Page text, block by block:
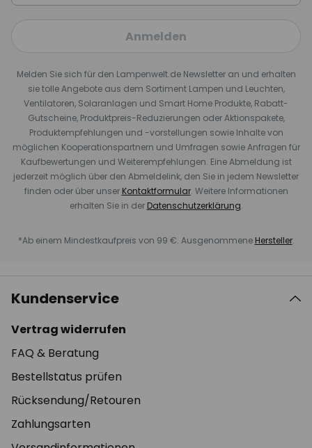
Anmelden
Melden Sie sich für den Lampenwelt.de Newsletter an und erhalten
sie tolle Angebote aus dem Sortiment Lampen und Leuchten,
Ventilatoren, Solaranlagen und Smart Home Produkte, Rabatt-
Gutscheine, Produktpreis-Reduzierungen oder Aktionspakete,
Produktempfehlungen und -vorstellungen sowie Inhalte von
möglichen Kooperationspartnern und Umfragen sowie Anfragen für
Kaufbewertungen und Weiterempfehlungen. Eine Abmeldung ist
jederzeit möglich über den Abmeldelink, den Sie in jedem Newsletter
finden oder über unser Kontaktformular. Weitere Informationen
erhalten Sie in der Datenschutzerklärung.
*Ab einem Mindestkaufpreis von 99 €. Ausgenommene Hersteller.
Kundenservice
Vertrag widerrufen
FAQ & Beratung
Bestellstatus prüfen
Rücksendung/Retouren
Zahlungsarten